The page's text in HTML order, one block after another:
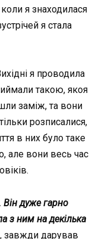
я знаходилася
я стала
я проводила
такою, якоя
заміж, та вони
розписалися,
в них було таке
але вони весь час
дуже гарно
з ним на декілька
завжди дарував